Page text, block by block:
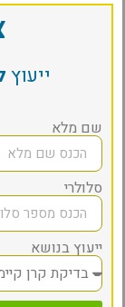
ייעוץ
שם מלא
סלולרי
ייעוץ בנושא